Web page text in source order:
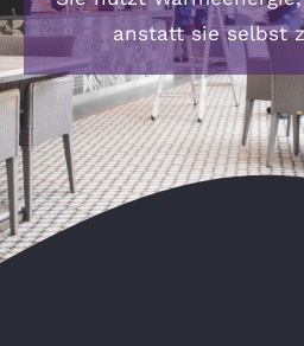
anstatt sie selbst